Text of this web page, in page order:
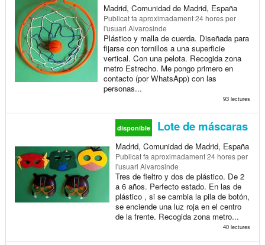
Madrid, Comunidad de Madrid, España
Publicatfa aproximadament 24 horesper
l'usuari Alvarosinde
Plástico y malla de cuerda. Diseñada para
fijarse con tornillos a una superficie
vertical. Con una pelota. Recogida zona
metro Estrecho. Me pongo primero en
contacto (por WhatsApp) con las
personas...
93 lectures
disponible Lote de máscaras
Madrid, Comunidad de Madrid, España
Publicatfa aproximadament 24 horesper
l'usuari Alvarosinde
Tres de fieltro y dos de plástico. De 2
a 6 años. Perfecto estado. En las de
plástico , si se cambia la pila de botón,
se enciende una luz roja en el centro
de la frente. Recogida zona metro...
40 lectures